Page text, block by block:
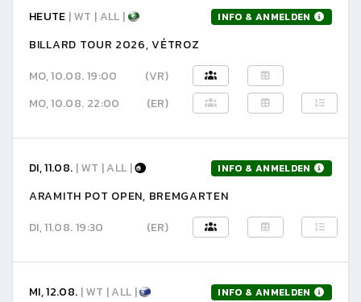
HEUTE | WT | ALL | INFO & ANMELDEN
BILLARD TOUR 2026, VÉTROZ
MO, 10.08. 19:00
(VR)
MO, 10.08. 22:00
(ER)
DI, 11.08. | WT | ALL | INFO & ANMELDEN
ARAMITH POT OPEN, BREMGARTEN
DI, 11.08. 19:30
(ER)
MI, 12.08. | WT | ALL | INFO & ANMELDEN